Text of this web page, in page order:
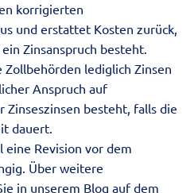
korrigierten
und erstattet Kosten zurück,
Zinsanspruch besteht.
Zollbehörden lediglich Zinsen
Anspruch auf
Zinseszinsen besteht, falls die
dauert.
eine Revision vor dem
Über weitere
in unserem Blog auf dem